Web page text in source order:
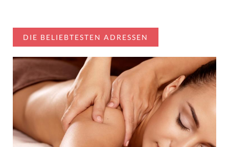
DIE BELIEBTESTEN ADRESSEN